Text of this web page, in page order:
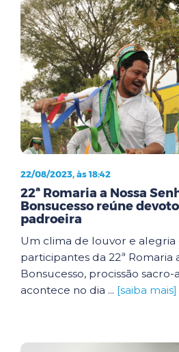
22/08/2023, às 18:42
22ª Romaria a Nossa
Bonsucesso reúne
padroeira
Um clima de louvor e alegria
participantes da 22ª Romaria
Bonsucesso, procissão
acontece no dia ... [saiba mais]